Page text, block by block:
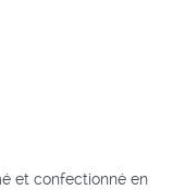
et confectionné en